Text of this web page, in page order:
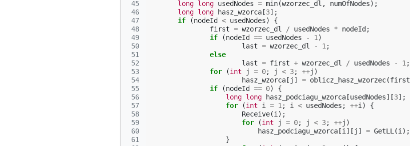
45
46
47
48
49
50
51
52
53
54
55
56
57
58
59
60
61
long long usedNodes = min(wzorzec_dl , numOfNodes);
long long hasz_wzorca [3];
if
(nodeId < usedNodes)
{
first = wzorzec_dl / usedNodes * nodeId ;
if
(nodeId == usedNodes - 1 )
last = wzorzec_dl - 1 ;
else
last = first + wzorzec_dl / usedNodes - 1 ;
for
(int j = 0; j < 3; ++j )
hasz_wzorca [ j ] = oblicz_hasz_wzorzec(first
if
(nodeId == 0)
{
long long hasz_podciagu_wzorca [usedNodes][3];
for
(int i = 1 ; i < usedNodes ; ++i )
{
Receive(i );
for
(int j = 0; j < 3; ++j )
hasz_podciagu_wzorca [i ][ j ] = GetLL (i );
}